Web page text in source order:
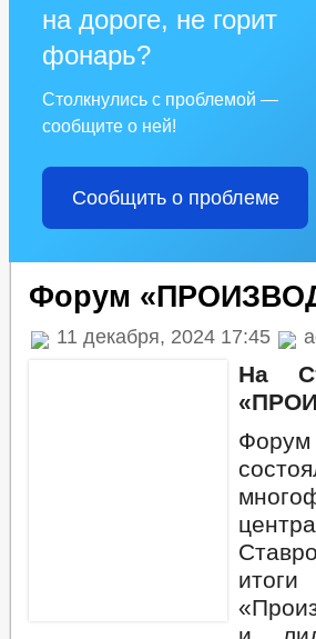
на дороге, не горит
фонарь?
Столкнулись с проблемой —
сообщите о ней!
Сообщить о проблеме
Форум
11 декабря, 2024 17:45
На